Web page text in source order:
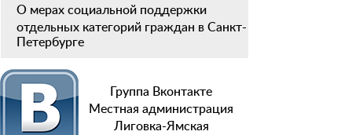
О мерах социальной поддержки
отдельных категорий граждан в Санкт-
Петербурге
Группа Вконтакте
Местная администрация
Лиговка-Ямская